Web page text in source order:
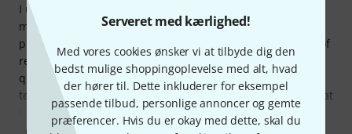
Serveret med kærlighed!
Med vores cookies ønsker vi at tilbyde dig den
bedst mulige shoppingoplevelse med alt, hvad
der hører til. Dette inkluderer for eksempel
passende tilbud, personlige annoncer og gemte
præferencer. Hvis du er okay med dette, skal du
I use the ATEM Mini and ATEM Mini pro ISO every day for
my work that includes the use of Microsoft Teams
presentations and Live streaming. It gives me the options of
record my different shared screens and cameras in high-
quality, much better than the offering inside the Microsoft
team recording. The benefit of the ATEM Mini Pro ISO is that
I afterwards can edit each